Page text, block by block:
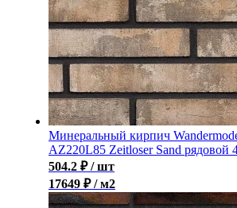
Минеральный кирпич
AZ220L85 Zeitloser Sand рядовой
504.2 ₽ / шт
17649 ₽ / м2